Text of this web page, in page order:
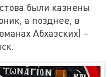
были казнены
а позднее, в
Абхазских) –